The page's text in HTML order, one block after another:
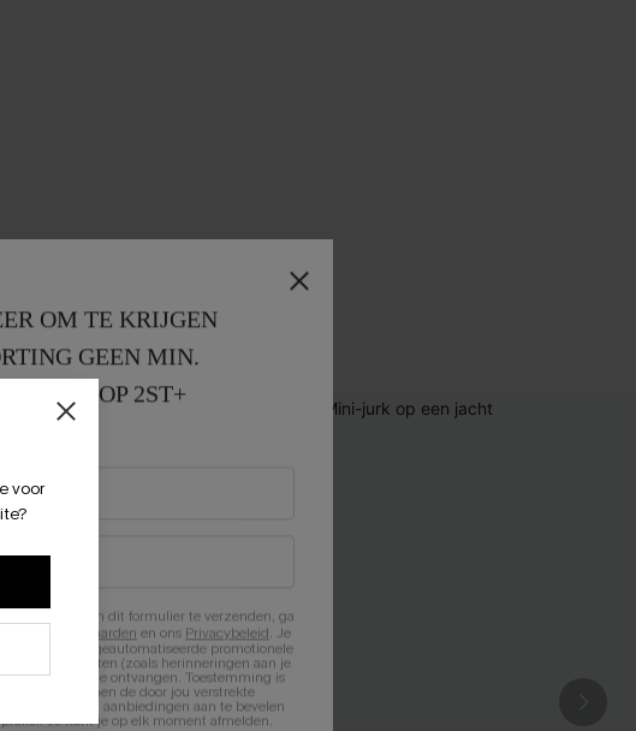
voor
OM TE KRIJGEN
GEEN MIN.
OP 2ST+
in te vullen en dit formulier te verzenden, ga
Voorwaarden en ons Privacybeleid. Je
herhaalde geautomatiseerde promotionele
(zoals herinneringen aan je
van Cupshe te ontvangen. Toestemming is
We kunnen de door jou verstrekte
producten en aanbiedingen aan te bevelen
Je kunt je op elk moment afmelden.